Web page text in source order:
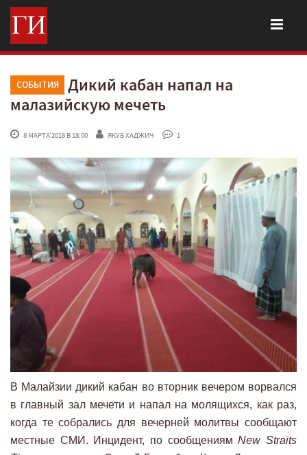
СОБЫТИЯ
Дикий кабан напал на
малазийскую мечеть
8 МАРТА'2018 В 18:00 ЯКУБ ХАДЖИЧ 1
В Малайзии дикий кабан во вторник вечером ворвался
в главный зал мечети и напал на молящихся, как раз,
когда те собрались для вечерней молитвы сообщают
местные СМИ. Инцидент, по сообщениямNew Straits